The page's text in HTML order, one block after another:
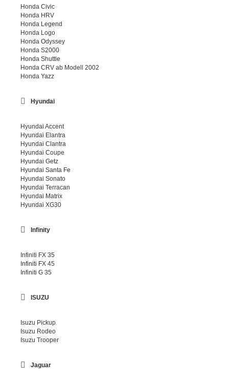
Honda Civic
Honda HRV
Honda Legend
Honda Logo
Honda Odyssey
Honda S2000
Honda Shuttle
Honda CRV ab Modell 2002
Honda Yazz
Hyundai
Hyundai Accent
Hyundai Elantra
Hyundai Clantra
Hyundai Coupe
Hyundai Getz
Hyundai Santa Fe
Hyundai Sonato
Hyundai Terracan
Hyundai Matrix
Hyundai XG30
Infinity
Infiniti FX 35
Infiniti FX 45
Infiniti G 35
ISUZU
Isuzu Pickup
Isuzu Rodeo
Isuzu Trooper
Jaguar